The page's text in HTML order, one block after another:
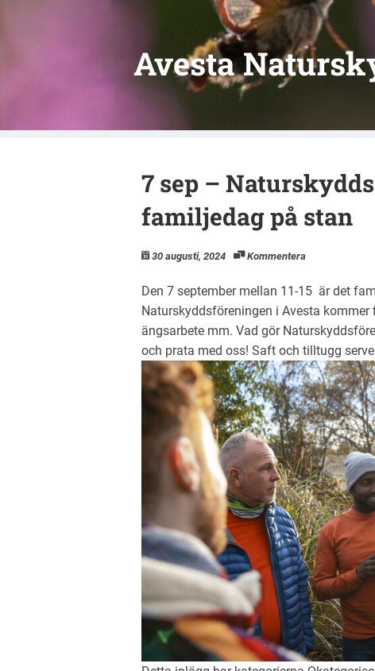
Avesta
7 sep –
familjedag på stan
30 augusti, 2024 Kommentera
Den 7 september mellan 11-15 är det
Naturskyddsföreningen i Avesta
ängsarbete mm. Vad gör
och prata med oss! Saft och tilltugg